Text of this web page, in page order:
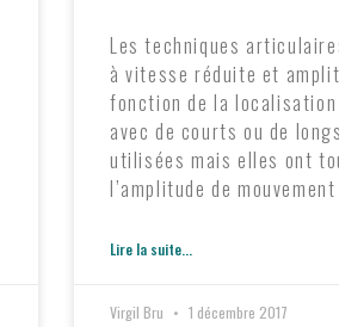
Les techniques
à vitesse réduite et
fonction de la
avec de courts ou de
utilisées mais elles ont
l’amplitude de
Lire la suite...
Virgil Bru 1 décembre 2017